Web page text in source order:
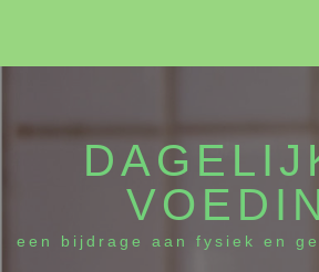
een bijdrage aan fysiek en